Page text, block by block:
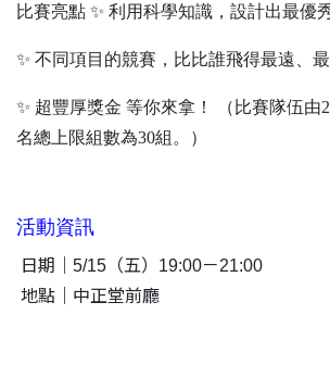
比賽亮點 ✨ 利用科學知識，設計出最優
✨ 不同項目的競賽，比比誰飛得最遠、最
✨ 超豐厚獎金 等你來拿！ （比賽隊伍由
名總上限組數為30組。）
活動資訊
日期｜5/15（五）19:00－21:00
地點｜中正堂前廳